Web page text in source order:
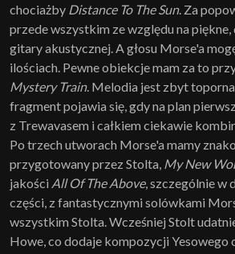
chociażby Distance To The Sun. Za
przede wszystkim ze względu na
gitary akustycznej. A głosu Morse'a
ilościach. Pewne obiekcje mam za to
Mystery Train. Melodia jest zbyt
fragment pojawia się, gdy na plan
z Trewavasem i całkiem ciekawie
Po trzech utworach Morse'a mamy
przygotowany przez Stolta, My New
jakości All Of The Above, szczególnie w
części, z fantastycznymi solówkami
wszystkim Stolta. Wcześniej Stolt
Howe, co dodaje kompozycji Yesowego